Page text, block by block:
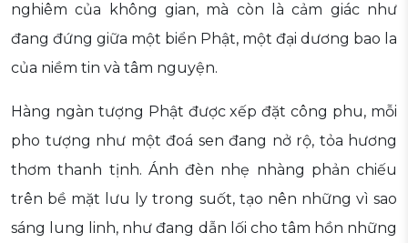
nghiêm của không gian, mà còn là cảm giác như
đang đứng giữa một biển Phật, một đại dương bao la
của niềm tin và tâm nguyện.
Hàng ngàn tượng Phật được xếp đặt công phu, mỗi
pho tượng như một đoá sen đang nở rộ, tỏa hương
thơm thanh tịnh. Ánh đèn nhẹ nhàng phản chiếu
trên bề mặt lưu ly trong suốt, tạo nên những vì sao
sáng lung linh, như đang dẫn lối cho tâm hồn những